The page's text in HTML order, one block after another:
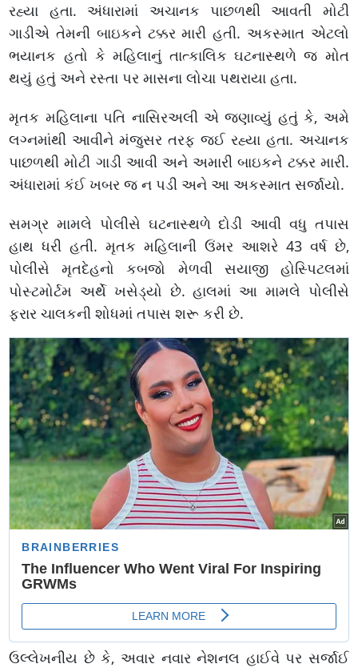
રહ્યા હતા. અંધારામાં અચાનક પાછળથી આવતી મોટી
ગાડીએ તેમની બાઇકને ટક્કર મારી હતી. અકસ્માત એટલો
ભયાનક હતો કે મહિલાનું તાત્કાલિક ઘટનાસ્થળે જ મોત
થયું હતું અને રસ્તા પર માસના લોચા પથરાયા હતા.
મૃતક મહિલાના પતિ નાસિરઅલી એ જણાવ્યું હતું કે, અમે
લગ્નમાંથી આવીને મંજુસર તરફ જઈ રહ્યા હતા. અચાનક
પાછળથી મોટી ગાડી આવી અને અમારી બાઇકને ટક્કર મારી.
અંધારામાં કંઈ ખબર જ ન પડી અને આ અકસ્માત સર્જાયો.
સમગ્ર મામલે પોલીસે ઘટનાસ્થળે દોડી આવી વધુ તપાસ
હાથ ધરી હતી. મૃતક મહિલાની ઉંમર આશરે 43 વર્ષ છે,
પોલીસે મૃતદેહનો કબજો મેળવી સયાજી હોસ્પિટલમાં
પોસ્ટમોર્ટમ અર્થે ખસેડ્યો છે. હાલમાં આ મામલે પોલીસે
ફરાર ચાલકની શોધમાં તપાસ શરૂ કરી છે.
ઉલ્લેખનીય છે કે, અવાર નવાર નેશનલ હાઈવે પર સર્જાઈ